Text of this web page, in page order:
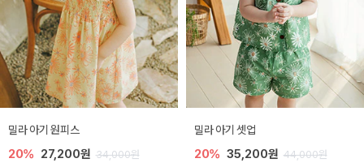
밀라 아기 원피스
20% 27,200원 34,000원
밀라 아기 셋업
20% 35,200원 44,000원